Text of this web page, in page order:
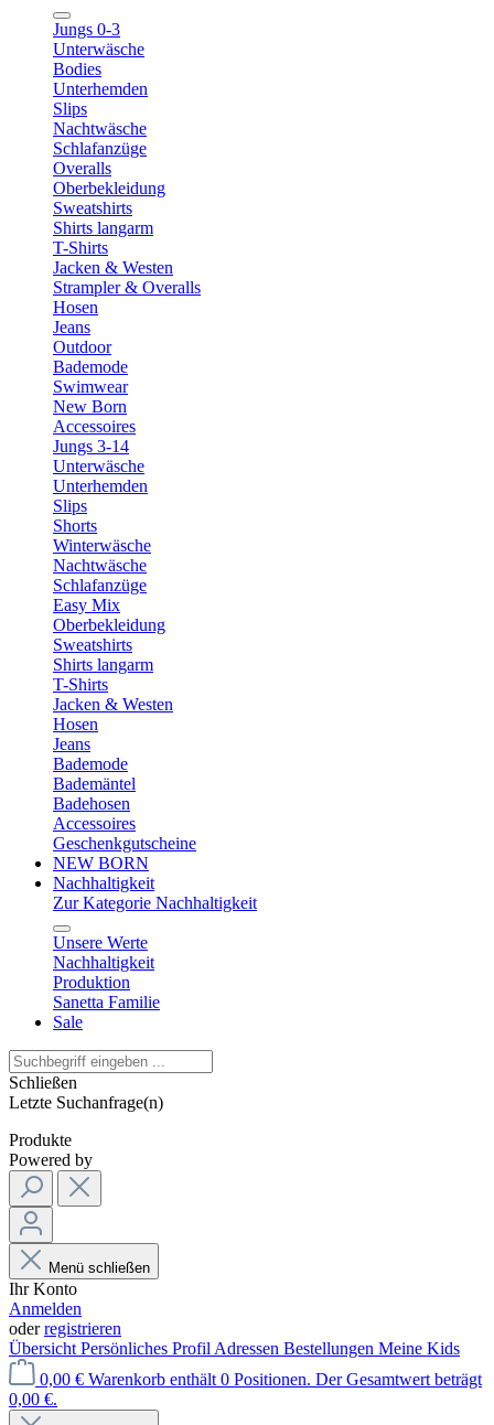
Jungs 0-3
Unterwäsche
Bodies
Unterhemden
Slips
Nachtwäsche
Schlafanzüge
Overalls
Oberbekleidung
Sweatshirts
Shirts langarm
T-Shirts
Jacken & Westen
Strampler & Overalls
Hosen
Jeans
Outdoor
Bademode
Swimwear
New Born
Accessoires
Jungs 3-14
Unterwäsche
Unterhemden
Slips
Shorts
Winterwäsche
Nachtwäsche
Schlafanzüge
Easy Mix
Oberbekleidung
Sweatshirts
Shirts langarm
T-Shirts
Jacken & Westen
Hosen
Jeans
Bademode
Bademäntel
Badehosen
Accessoires
Geschenkgutscheine
NEW BORN
Nachhaltigkeit
Zur Kategorie Nachhaltigkeit
Unsere Werte
Nachhaltigkeit
Produktion
Sanetta Familie
Sale
Schließen
Letzte Suchanfrage(n)
Produkte
Powered by
Menü schließen
Ihr Konto
Anmelden
oderregistrieren
Übersicht Persönliches Profil Adressen Bestellungen Meine Kids
0,00 € Warenkorb enthält 0 Positionen. Der Gesamtwert beträgt
0,00 €.